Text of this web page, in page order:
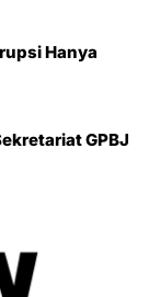
Hanya
GPBJ